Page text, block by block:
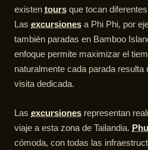
existen tours que tocan
Las excursiones a Phi Phi, por
también paradas en Bamboo
enfoque permite maximizar el
naturalmente cada parada
visita dedicada.
Las excursiones representan
viaje a esta zona de Tailandia.
cómoda, con todas las